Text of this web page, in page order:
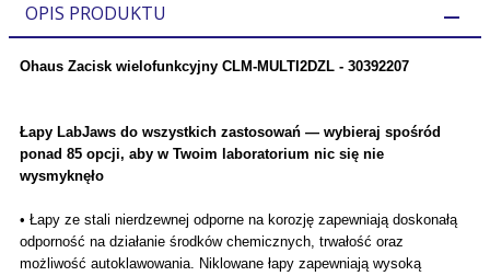
OPIS PRODUKTU
Ohaus Zacisk wielofunkcyjny CLM-MULTI2DZL - 30392207
Łapy LabJaws do wszystkich zastosowań — wybieraj spośród
ponad 85 opcji, aby w Twoim laboratorium nic się nie
wysmyknęło
• Łapy ze stali nierdzewnej odporne na korozję zapewniają doskonałą
odporność na działanie środków chemicznych, trwałość oraz
możliwość autoklawowania. Niklowane łapy zapewniają wysoką